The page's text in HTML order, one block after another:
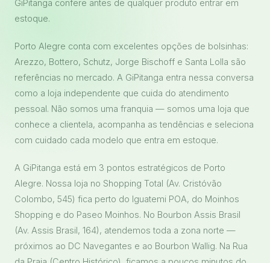
GiPitanga confere antes de qualquer produto entrar em
estoque.
Porto Alegre conta com excelentes opções de bolsinhas:
Arezzo, Bottero, Schutz, Jorge Bischoff e Santa Lolla são
referências no mercado. A GiPitanga entra nessa conversa
como a loja independente que cuida do atendimento
pessoal. Não somos uma franquia — somos uma loja que
conhece a clientela, acompanha as tendências e seleciona
com cuidado cada modelo que entra em estoque.
A GiPitanga está em 3 pontos estratégicos de Porto
Alegre. Nossa loja no Shopping Total (Av. Cristóvão
Colombo, 545) fica perto do Iguatemi POA, do Moinhos
Shopping e do Paseo Moinhos. No Bourbon Assis Brasil
(Av. Assis Brasil, 164), atendemos toda a zona norte —
próximos ao DC Navegantes e ao Bourbon Wallig. Na Rua